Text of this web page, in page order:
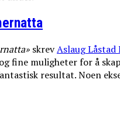
skrevAslaug Låstad
fine muligheter for å
resultat. Noen